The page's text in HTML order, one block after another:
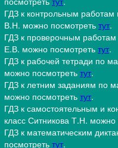
ГДЗ к контрольным работам
В.Н. можно посмотреть тут.
ГДЗ к проверочным
Е.В. можно посмотреть тут.
ГДЗ к рабочей тетради по
можно посмотреть тут.
ГДЗ к летним заданиям по
можно посмотреть тут.
ГДЗ к самостоятельным и
класс Ситникова Т.Н. можно
ГДЗ к математическим
посмотреть тут.